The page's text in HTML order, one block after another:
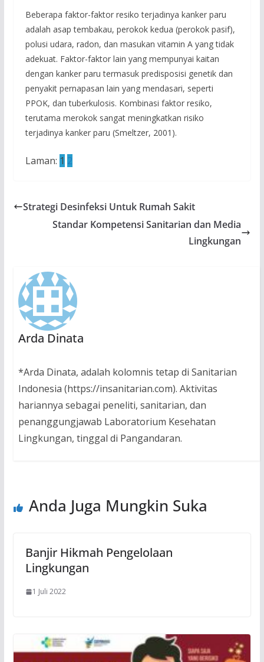
Beberapa faktor-faktor resiko terjadinya kanker paru
adalah asap tembakau, perokok kedua (perokok pasif),
polusi udara, radon, dan masukan vitamin A yang tidak
adekuat. Faktor-faktor lain yang mempunyai kaitan
dengan kanker paru termasuk predisposisi genetik dan
penyakit pernapasan lain yang mendasari, seperti
PPOK, dan tuberkulosis. Kombinasi faktor resiko,
terutama merokok sangat meningkatkan risiko
terjadinya kanker paru (Smeltzer, 2001).
Laman: 1 2
Strategi Desinfeksi Untuk Rumah Sakit
Standar Kompetensi Sanitarian dan Media
Lingkungan
Arda Dinata
*Arda Dinata, adalah kolomnis tetap di Sanitarian
Indonesia (https://insanitarian.com). Aktivitas
hariannya sebagai peneliti, sanitarian, dan
penanggungjawab Laboratorium Kesehatan
Lingkungan, tinggal di Pangandaran.
Anda Juga Mungkin Suka
Banjir Hikmah Pengelolaan
Lingkungan
1 Juli 2022